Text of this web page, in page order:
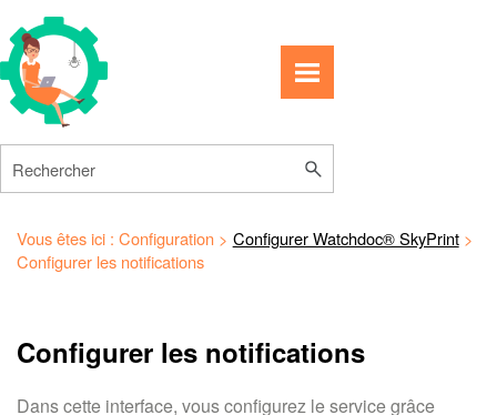
Vous êtes ici : Configuration> Configurer Watchdoc® SkyPrint>
Configurer les notifications
Configurer les notifications
Dans cette interface, vous configurez le service grâce